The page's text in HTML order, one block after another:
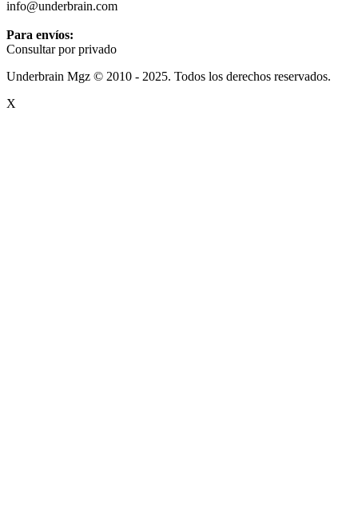
info@underbrain.com
Para envíos:
Consultar por privado
Underbrain Mgz © 2010 - 2025. Todos los derechos reservados.
X